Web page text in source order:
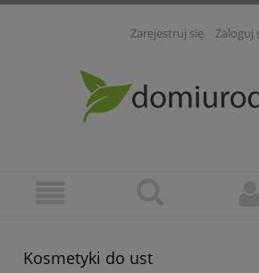
Zarejestruj się Zaloguj
Kosmetyki do ust